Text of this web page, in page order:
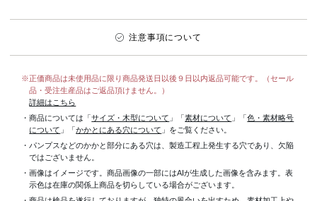
注意事項について
※正価商品は未使用品に限り商品発送日以後９日以内返品可能です。（セール
品・受注生産品はご返品頂けません。）
詳細はこちら
・商品については「サイズ・木型について 」「素材について 」「色・素材略号
について 」「かかとにある穴について 」をご覧ください。
・パンプスなどのかかと部分にある穴は、製造工程上発生する穴であり、欠陥
ではございません。
・画像はイメージです。商品画像の一部にはAIが生成した画像を含みます。表
示色は在庫の関係上商品を切らしている場合がございます。